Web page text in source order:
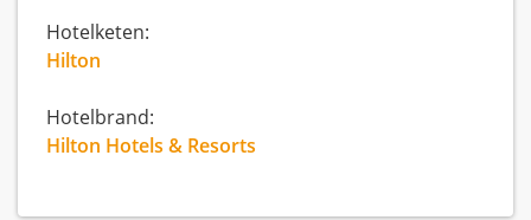
Hotelketen:
Hilton
Hotelbrand:
Hilton Hotels & Resorts